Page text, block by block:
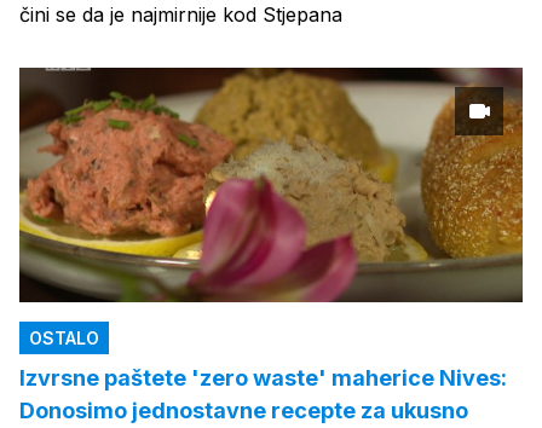
čini se da je najmirnije kod Stjepana
OSTALO
Izvrsne paštete 'zero waste' maherice Nives:
Donosimo jednostavne recepte za ukusno